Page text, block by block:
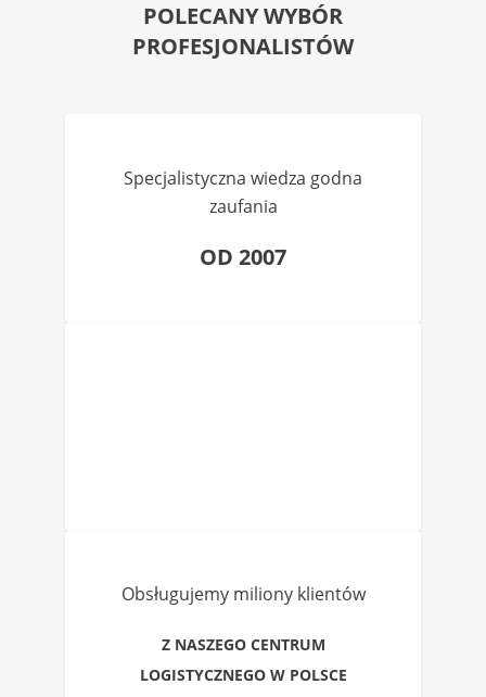
POLECANY WYBÓR
PROFESJONALISTÓW
Specjalistyczna wiedza godna
zaufania
OD 2007
Obsługujemy miliony klientów
Z NASZEGO CENTRUM
LOGISTYCZNEGO W POLSCE